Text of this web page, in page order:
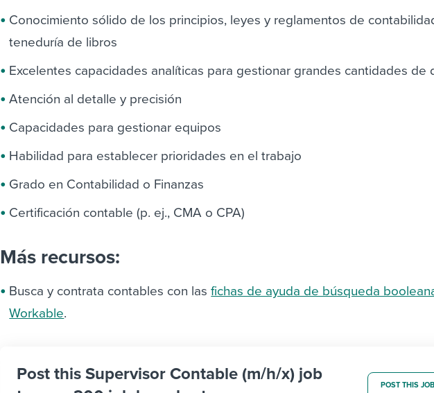
Conocimiento sólido de los principios, leyes y reglamentos de
teneduría de libros
Excelentes capacidades analíticas para gestionar grandes cantidades de
Atención al detalle y precisión
Capacidades para gestionar equipos
Habilidad para establecer prioridades en el trabajo
Grado en Contabilidad o Finanzas
Certificación contable (p. ej., CMA o CPA)
Más recursos:
Busca y contrata contables con lasfichas de ayuda de búsqueda
Workable.
Post this Supervisor Contable (m/h/x) job
POST THIS